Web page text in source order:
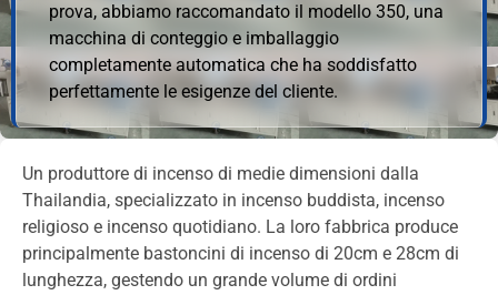
prova, abbiamo raccomandato il modello 350, una
macchina di conteggio e imballaggio
completamente automatica che ha soddisfatto
perfettamente le esigenze del cliente.
Un produttore di incenso di medie dimensioni dalla
Thailandia, specializzato in incenso buddista, incenso
religioso e incenso quotidiano. La loro fabbrica produce
principalmente bastoncini di incenso di 20cm e 28cm di
lunghezza, gestendo un grande volume di ordini